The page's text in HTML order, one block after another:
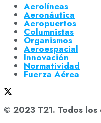
Aerolíneas
Aeronáutica
Aeropuertos
Columnistas
Organismos
Aeroespacial
Innovación
Normatividad
Fuerza Aérea
© 2023 T21. Todos